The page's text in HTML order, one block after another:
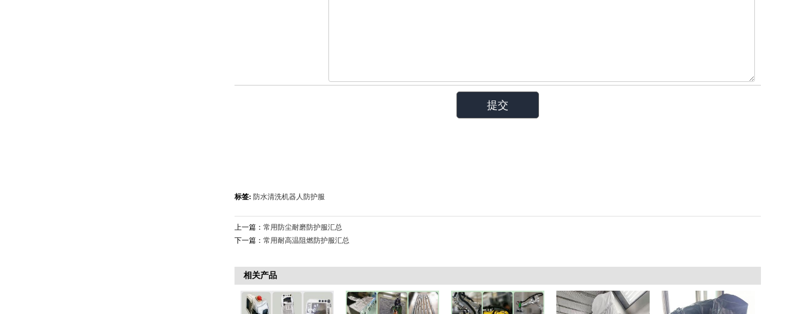
标签: 防水清洗机器人防护服
上一篇：常用防尘耐磨防护服汇总
下一篇：常用耐高温阻燃防护服汇总
相关产品